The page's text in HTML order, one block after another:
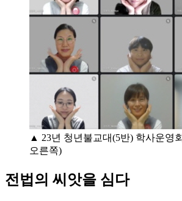
▲ 23년 청년불교대(5반) 학사운영
오른쪽)
전법의 씨앗을 심다